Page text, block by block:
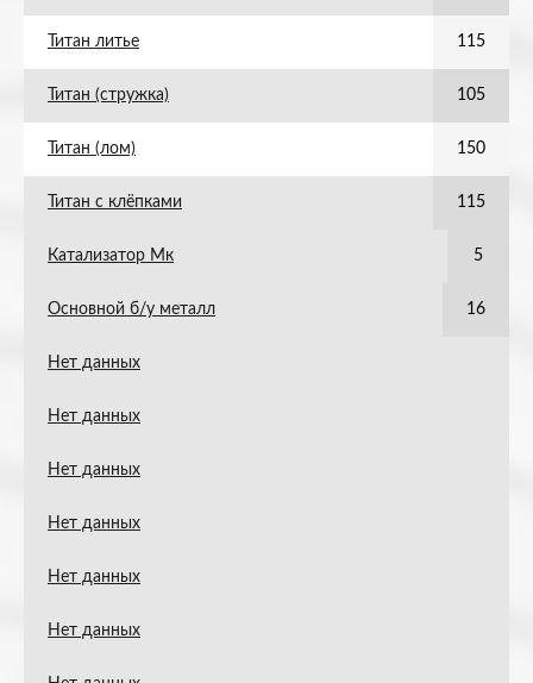
Титан литье 115
Титан (стружка) 105
Титан (лом) 150
Титан с клёпками 115
Катализатор Мк 5
Основной б/у металл 16
Нет данных
Нет данных
Нет данных
Нет данных
Нет данных
Нет данных